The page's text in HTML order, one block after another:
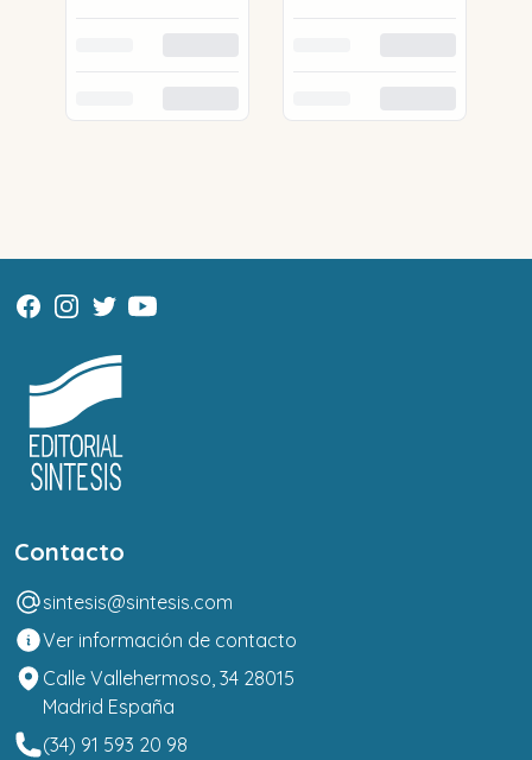
Contacto
sintesis@sintesis.com
Ver información de contacto
Calle Vallehermoso, 34 28015
Madrid España
(34) 91 593 20 98